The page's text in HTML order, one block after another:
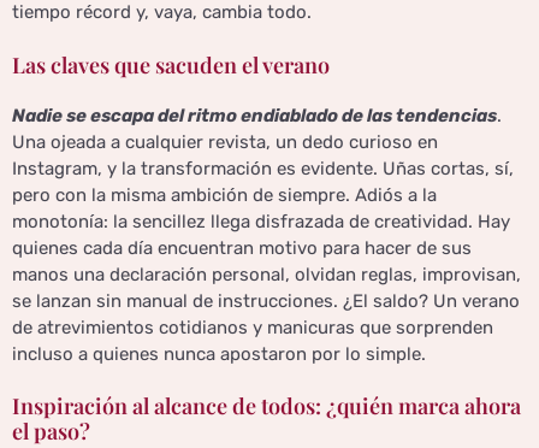
tiempo récord y, vaya, cambia todo.
Las claves que sacuden el verano
Nadie se escapa del ritmo endiablado de las tendencias.
Una ojeada a cualquier revista, un dedo curioso en
Instagram, y la transformación es evidente. Uñas cortas, sí,
pero con la misma ambición de siempre. Adiós a la
monotonía: la sencillez llega disfrazada de creatividad. Hay
quienes cada día encuentran motivo para hacer de sus
manos una declaración personal, olvidan reglas, improvisan,
se lanzan sin manual de instrucciones. ¿El saldo? Un verano
de atrevimientos cotidianos y manicuras que sorprenden
incluso a quienes nunca apostaron por lo simple.
Inspiración al alcance de todos: ¿quién marca ahora
el paso?